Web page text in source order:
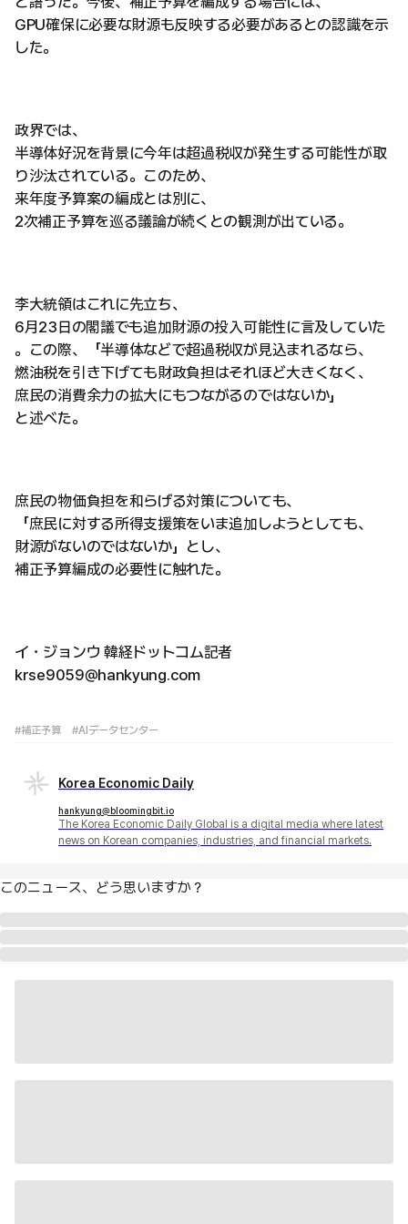
GPU確保に必要な財源も反映する必要があるとの認識を示
した。
政界では、
半導体好況を背景に今年は超過税収が発生する可能性が取
り沙汰されている。このため、
来年度予算案の編成とは別に、
2次補正予算を巡る議論が続くとの観測が出ている。
李大統領はこれに先立ち、
6月23日の閣議でも追加財源の投入可能性に言及していた
。この際、「半導体などで超過税収が見込まれるなら、
燃油税を引き下げても財政負担はそれほど大きくなく、
庶民の消費余力の拡大にもつながるのではないか」
と述べた。
庶民の物価負担を和らげる対策についても、
「庶民に対する所得支援策をいま追加しようとしても、
財源がないのではないか」とし、
補正予算編成の必要性に触れた。
イ・ジョンウ 韓経ドットコム記者
krse9059@hankyung.com
#補正予算 #AIデータセンター
Korea Economic Daily
hankyung@bloomingbit.io
The Korea Economic Daily Global is a digital media where latest
news on Korean companies, industries, and financial markets.
このニュース、どう思いますか？